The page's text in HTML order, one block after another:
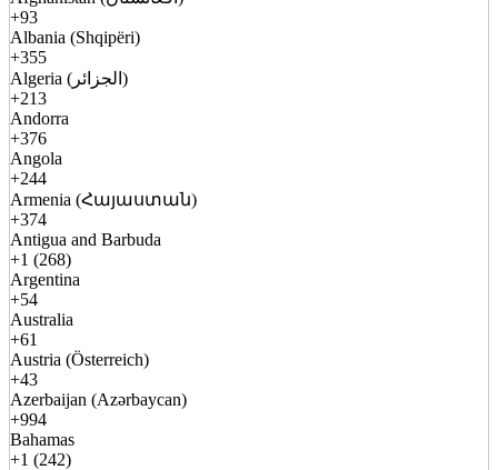
+93
Albania (Shqipëri)
+355
Algeria (الجزائر)
+213
Andorra
+376
Angola
+244
Armenia (Հայաստան)
+374
Antigua and Barbuda
+1 (268)
Argentina
+54
Australia
+61
Austria (Österreich)
+43
Azerbaijan (Azərbaycan)
+994
Bahamas
+1 (242)